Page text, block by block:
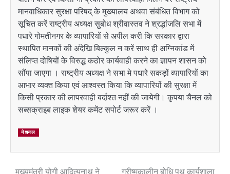
मानवाधिकार सुरक्षा परिषद् के मुख्यालय अथवा संबंधित विभाग को
सूचित करें राष्ट्रीय अध्यक्ष सुबोध श्रीवास्तव ने श्रद्धांजलि सभा में
पधारे गोमतीनगर के व्यापारियों से अपील करी कि सरकार द्वारा
स्थापित मानकों की अंदेखि बिल्कुल न करें साथ ही अग्निकांड में
संलिप्त दोषियों के विरुद्ध कठोर कार्यवाही करने का ज्ञापन शासन को
सौंपा जाएगा । राष्ट्रीय अध्यक्ष ने सभा मे पधारे सकड़ों व्यापारियों का
आभार व्यक्त किया एवं आश्वस्त किया कि व्यापारियों की सुरक्षा में
किसी प्रकार की लापरवाही बर्दाश्त नहीं की जायेगी। कृपया चैनल को
सब्सक्राइब लाइक शेयर कमेंट सपोर्ट जरूर करें ।
नेशनल
मुख्यमंत्री योगी आदित्यनाथ ने
ग्रीष्मकालीन बोधि पथ कार्यशाला